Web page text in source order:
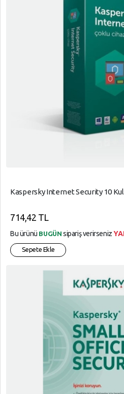
Kaspersky Internet Security 10
714,42 TL
Bu ürünü BUGÜN sipariş verirseniz
Sepete Ekle